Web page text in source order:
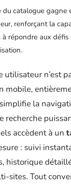
du catalogue gagne
renforçant la
répondre aux défis
utilisateur n’est
mobile,
la
recherche
accèdent à un
: suivi
historique
sites. Tout